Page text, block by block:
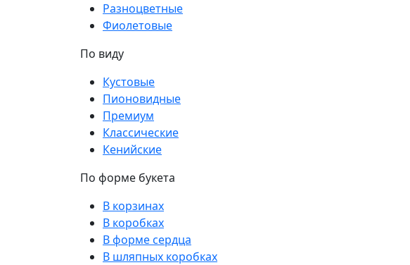
Разноцветные
Фиолетовые
По виду
Кустовые
Пионовидные
Премиум
Классические
Кенийские
По форме букета
В корзинах
В коробках
В форме сердца
В шляпных коробках